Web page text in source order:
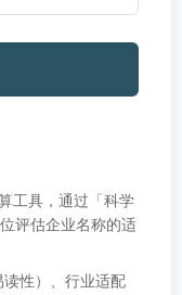
工具，通过「科学
评估企业名称的适
性）、行业适配